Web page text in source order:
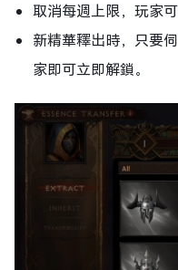
取消每週上限，玩家
新精華釋出時，只要
家即可立即解鎖。